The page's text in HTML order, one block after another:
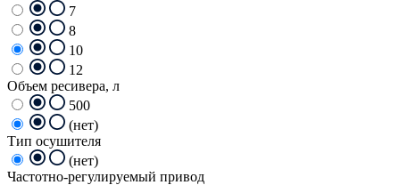
7
8
10
12
Объем ресивера, л
500
(нет)
Тип осушителя
(нет)
Частотно-регулируемый привод